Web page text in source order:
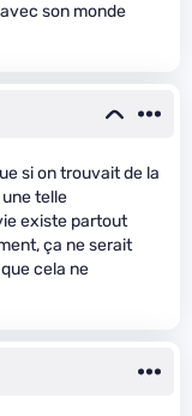
son monde
si on trouvait de la
telle
existe partout
ça ne serait
cela ne